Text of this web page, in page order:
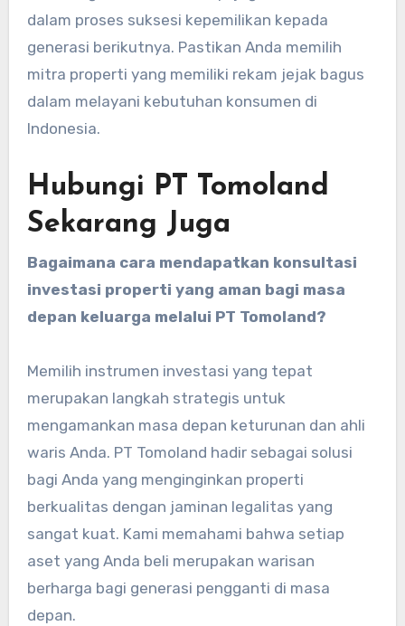
dalam proses suksesi kepemilikan kepada
generasi berikutnya. Pastikan Anda memilih
mitra properti yang memiliki rekam jejak bagus
dalam melayani kebutuhan konsumen di
Indonesia.
Hubungi PT Tomoland
Sekarang Juga
Bagaimana cara mendapatkan konsultasi
investasi properti yang aman bagi masa
depan keluarga melalui PT Tomoland?
Memilih instrumen investasi yang tepat
merupakan langkah strategis untuk
mengamankan masa depan keturunan dan ahli
waris Anda. PT Tomoland hadir sebagai solusi
bagi Anda yang menginginkan properti
berkualitas dengan jaminan legalitas yang
sangat kuat. Kami memahami bahwa setiap
aset yang Anda beli merupakan warisan
berharga bagi generasi pengganti di masa
depan.